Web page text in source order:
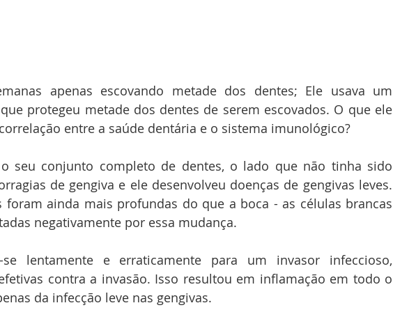
apenas escovando metade dos dentes; Ele usava um
protegeu metade dos dentes de serem escovados. O que ele
entre a saúde dentária e o sistema imunológico?
seu conjunto completo de dentes, o lado que não tinha sido
de gengiva e ele desenvolveu doenças de gengivas leves.
foram ainda mais profundas do que a boca - as células brancas
negativamente por essa mudança.
lentamente e erraticamente para um invasor infeccioso,
contra a invasão. Isso resultou em inflamação em todo o
da infecção leve nas gengivas.